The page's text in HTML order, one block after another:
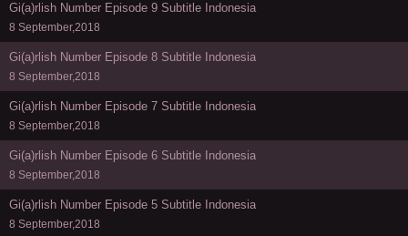
Gi(a)rlish Number Episode 9 Subtitle Indonesia
8 September,2018
Gi(a)rlish Number Episode 8 Subtitle Indonesia
8 September,2018
Gi(a)rlish Number Episode 7 Subtitle Indonesia
8 September,2018
Gi(a)rlish Number Episode 6 Subtitle Indonesia
8 September,2018
Gi(a)rlish Number Episode 5 Subtitle Indonesia
8 September,2018